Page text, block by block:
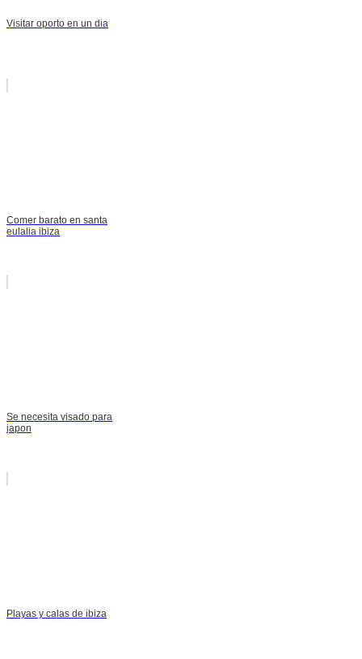
Visitar oporto en un dia
Comer barato en santa
eulalia ibiza
Se necesita visado para
japon
Playas y calas de ibiza